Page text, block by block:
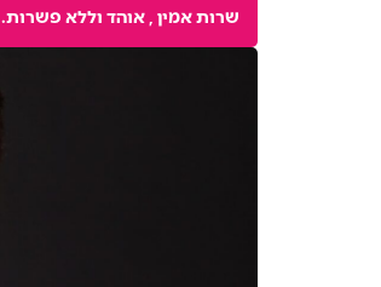
שרות אמין , אוהד וללא